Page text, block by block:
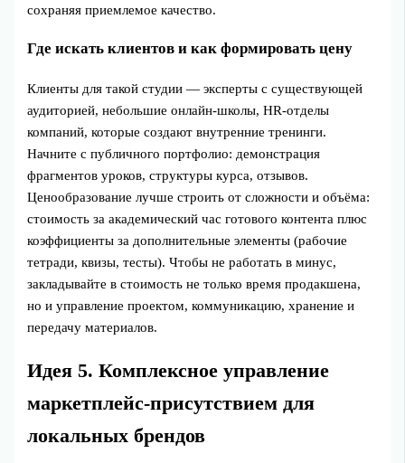
сохраняя приемлемое качество.
Где искать клиентов и как формировать цену
Клиенты для такой студии — эксперты с существующей
аудиторией, небольшие онлайн‑школы, HR‑отделы
компаний, которые создают внутренние тренинги.
Начните с публичного портфолио: демонстрация
фрагментов уроков, структуры курса, отзывов.
Ценообразование лучше строить от сложности и объёма:
стоимость за академический час готового контента плюс
коэффициенты за дополнительные элементы (рабочие
тетради, квизы, тесты). Чтобы не работать в минус,
закладывайте в стоимость не только время продакшена,
но и управление проектом, коммуникацию, хранение и
передачу материалов.
Идея 5. Комплексное управление
маркетплейс‑присутствием для
локальных брендов